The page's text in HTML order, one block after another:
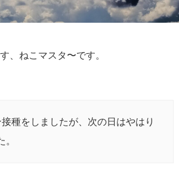
、ねこマスタ〜です。
種をしましたが、次の日はやはり